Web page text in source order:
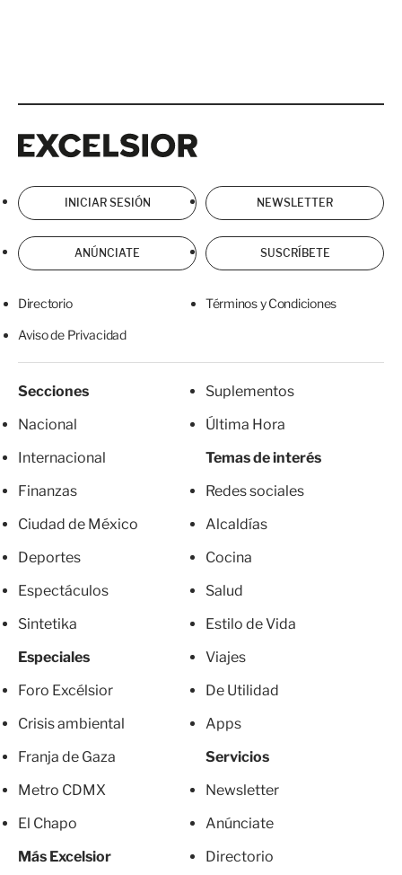
INICIAR SESIÓN NEWSLETTER
ANÚNCIATE SUSCRÍBETE
Directorio Términos y Condiciones
Aviso de Privacidad
Secciones
Nacional
Internacional
Finanzas
Ciudad de México
Deportes
Espectáculos
Sintetika
Especiales
Foro Excélsior
Crisis ambiental
Franja de Gaza
Metro CDMX
El Chapo
Más Excelsior
Suplementos
Última Hora
Temas de interés
Redes sociales
Alcaldías
Cocina
Salud
Estilo de Vida
Viajes
De Utilidad
Apps
Servicios
Newsletter
Anúnciate
Directorio